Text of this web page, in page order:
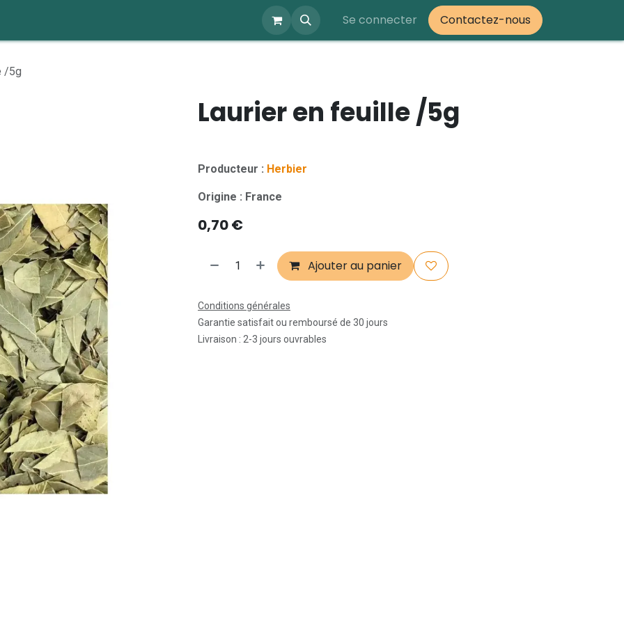
Se connecter Contactez-nous
/5g
Laurier en feuille /5g
Producteur : Herbier
Origine : France
0,70€
Ajouter au panier
Conditions générales
Garantie satisfait ou remboursé de 30 jours
Livraison : 2-3 jours ouvrables